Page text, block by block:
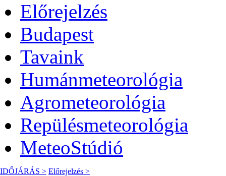
Előrejelzés
Budapest
Tavaink
Humánmeteorológia
Agrometeorológia
Repülésmeteorológia
MeteoStúdió
IDŐJÁRÁS > Előrejelzés >